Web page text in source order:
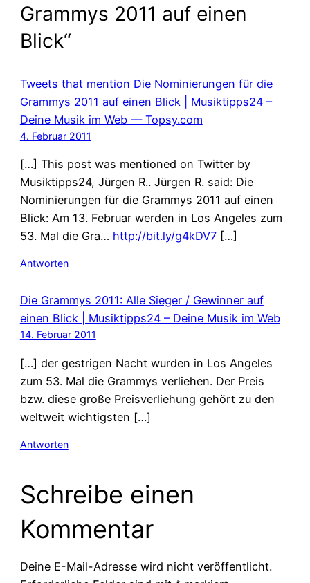
Grammys 2011 auf einen
Blick“
Tweets that mention Die Nominierungen für die
Grammys 2011 auf einen Blick | Musiktipps24 –
Deine Musik im Web — Topsy.com
4. Februar 2011
[…] This post was mentioned on Twitter by
Musiktipps24, Jürgen R.. Jürgen R. said: Die
Nominierungen für die Grammys 2011 auf einen
Blick: Am 13. Februar werden in Los Angeles zum
53. Mal die Gra… http://bit.ly/g4kDV7[…]
Antworten
Die Grammys 2011: Alle Sieger / Gewinner auf
einen Blick | Musiktipps24 – Deine Musik im Web
14. Februar 2011
[…] der gestrigen Nacht wurden in Los Angeles
zum 53. Mal die Grammys verliehen. Der Preis
bzw. diese große Preisverliehung gehört zu den
weltweit wichtigsten […]
Antworten
Schreibe einen
Kommentar
Deine E-Mail-Adresse wird nicht veröffentlicht.